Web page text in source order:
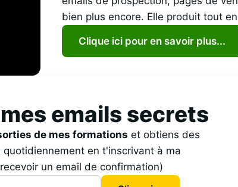
bien plus encore. Elle produit tout
Clique ici pour en savoir plus...
emails secrets
de mes formations et obtiens des
quotidiennement en t'inscrivant à ma
un email de confirmation)